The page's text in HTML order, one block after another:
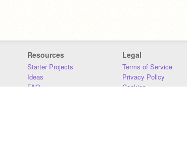
Resources
Starter Projects
Ideas
FAQ
Legal
Terms of Service
Privacy Policy
Cookies